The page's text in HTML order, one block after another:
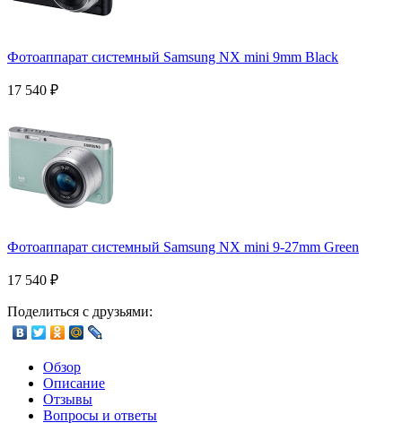
Фотоаппарат системный Samsung NX mini 9mm Black
17 540 ₽
Фотоаппарат системный Samsung NX mini 9-27mm Green
17 540 ₽
Поделиться с друзьями:
Обзор
Описание
Отзывы
Вопросы и ответы